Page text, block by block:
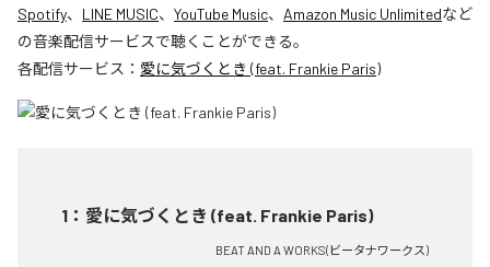
Spotify、 LINE MUSIC、 YouTube Music、 Amazon Music Unlimitedなど
の音楽配信サービスで聴くことができる。
各配信サービス： 愛に気づくとき (feat. Frankie Paris)
1 ： 愛に気づくとき (feat. Frankie Paris)
BEAT AND A WORKS(ビータナワークス)